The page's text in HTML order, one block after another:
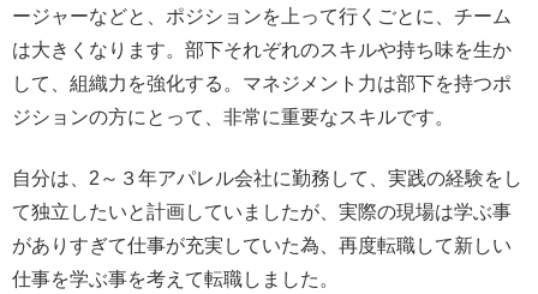
ージャーなどと、ポジションを上って行くごとに、チーム
は大きくなります。部下それぞれのスキルや持ち味を生か
して、組織力を強化する。マネジメント力は部下を持つポ
ジションの方にとって、非常に重要なスキルです。
自分は、2～３年アパレル会社に勤務して、実践の経験をし
て独立したいと計画していましたが、実際の現場は学ぶ事
がありすぎて仕事が充実していた為、再度転職して新しい
仕事を学ぶ事を考えて転職しました。